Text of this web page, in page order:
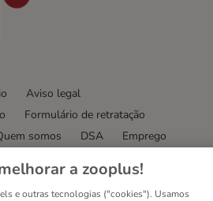
Aviso legal
Formulário de retratação
somos DSA
Emprego
a zooplus!
e outras tecnologias ("cookies"). Usamos